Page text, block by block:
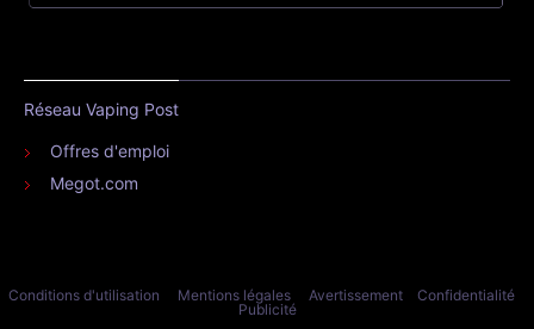
Réseau Vaping Post
Offres d'emploi
Megot.com
Conditions d'utilisation Mentions légales Avertissement
Confidentialité
Publicité